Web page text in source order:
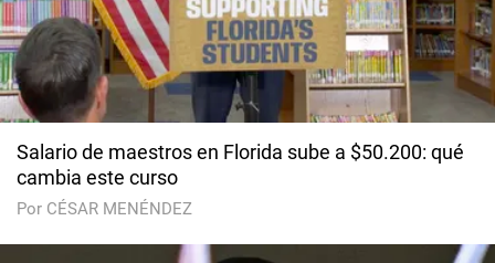
Salario de maestros en Florida sube a $50.200: qué
cambia este curso
Por CÉSAR MENÉNDEZ